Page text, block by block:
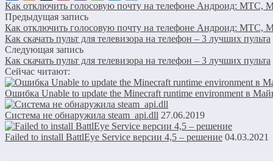
Как отключить голосовую почту на телефоне Андроид: МТС,
Предыдущая запись
Как отключить голосовую почту на телефоне Андроид: МТС,
Как скачать пульт для телевизора на телефон – 3 лучших пульта
Следующая запись
Как скачать пульт для телевизора на телефон – 3 лучших пульта
Сейчас читают:
Ошибка Unable to update the Minecraft runtime environment в
Система не обнаружила steam_api.dll 27.06.2019
Failed to install BattlEye Service версии 4,5 – решение 04.03.2021